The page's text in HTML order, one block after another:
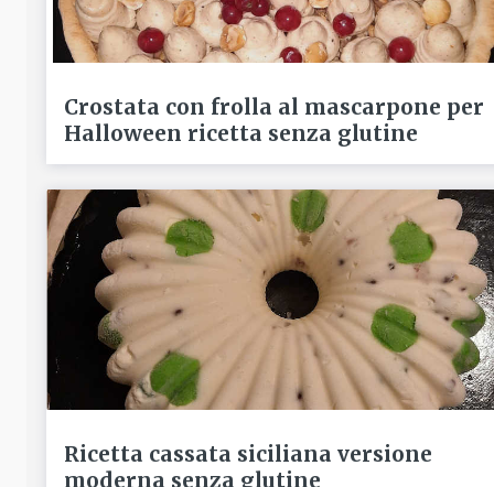
Crostata con frolla al mascarpone per
Halloween ricetta senza glutine
Ricetta cassata siciliana versione
moderna senza glutine